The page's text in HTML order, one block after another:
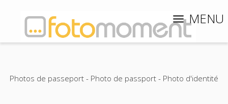
MENU
Photos de passeport - Photo de passport - Photo d'identité